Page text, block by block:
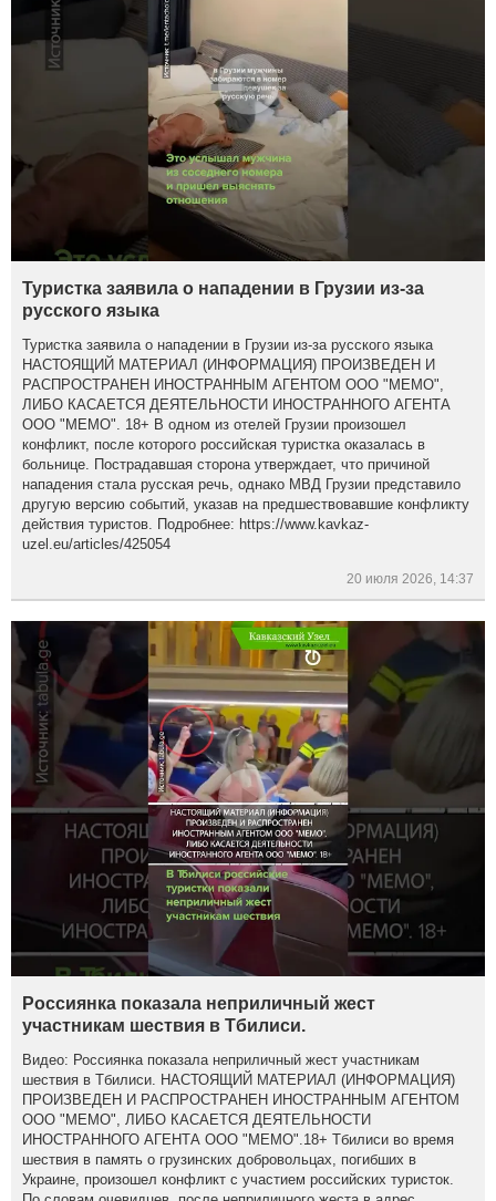
Туристка заявила о нападении в Грузии из-за
русского языка
Туристка заявила о нападении в Грузии из-за русского языка
НАСТОЯЩИЙ МАТЕРИАЛ (ИНФОРМАЦИЯ) ПРОИЗВЕДЕН И
РАСПРОСТРАНЕН ИНОСТРАННЫМ АГЕНТОМ ООО "МЕМО",
ЛИБО КАСАЕТСЯ ДЕЯТЕЛЬНОСТИ ИНОСТРАННОГО АГЕНТА
ООО "МЕМО". 18+ В одном из отелей Грузии произошел
конфликт, после которого российская туристка оказалась в
больнице. Пострадавшая сторона утверждает, что причиной
нападения стала русская речь, однако МВД Грузии представило
другую версию событий, указав на предшествовавшие конфликту
действия туристов. Подробнее: https://www.kavkaz-
uzel.eu/articles/425054
20 июля 2026, 14:37
Россиянка показала неприличный жест
участникам шествия в Тбилиси.
Видео: Россиянка показала неприличный жест участникам
шествия в Тбилиси. НАСТОЯЩИЙ МАТЕРИАЛ (ИНФОРМАЦИЯ)
ПРОИЗВЕДЕН И РАСПРОСТРАНЕН ИНОСТРАННЫМ АГЕНТОМ
ООО "МЕМО", ЛИБО КАСАЕТСЯ ДЕЯТЕЛЬНОСТИ
ИНОСТРАННОГО АГЕНТА ООО "МЕМО".18+ Тбилиси во время
шествия в память о грузинских добровольцах, погибших в
Украине, произошел конфликт с участием российских туристок.